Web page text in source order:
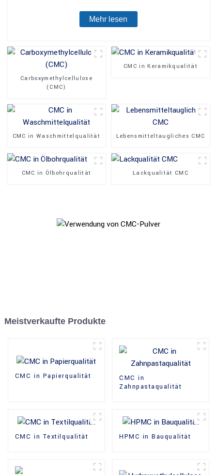
Mehr lesen
Carboxymethylcellulose
(CMC)
CMC in Keramikqualität
CMC in Waschmittelqualität Lebensmitteltaugliches CMC
CMC in Ölbohrqualität Lackqualität CMC
Meistverkaufte Produkte
CMC in Papierqualität
CMC in
Zahnpastaqualität
CMC in Textilqualität HPMC in Bauqualität